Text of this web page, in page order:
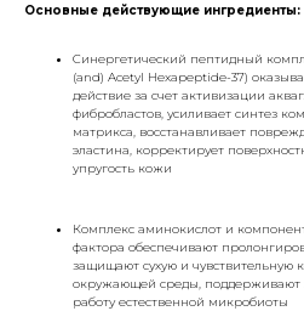
Основные действующие ингредиенты:
Синергетический пептидный
(and) Acetyl Hexapeptide-37)
действие за счет активизации
фибробластов, усиливает синтез
матрикса, восстанавливает
эластина, корректирует
упругость кожи
Комплекс аминокислот и
фактора обеспечивают
защищают сухую и чувствительную
окружающей среды,
работу естественной микробиоты